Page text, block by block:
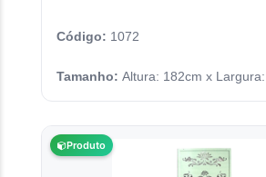
Código: 1072
Tamanho: Altura: 182cm x
Produto